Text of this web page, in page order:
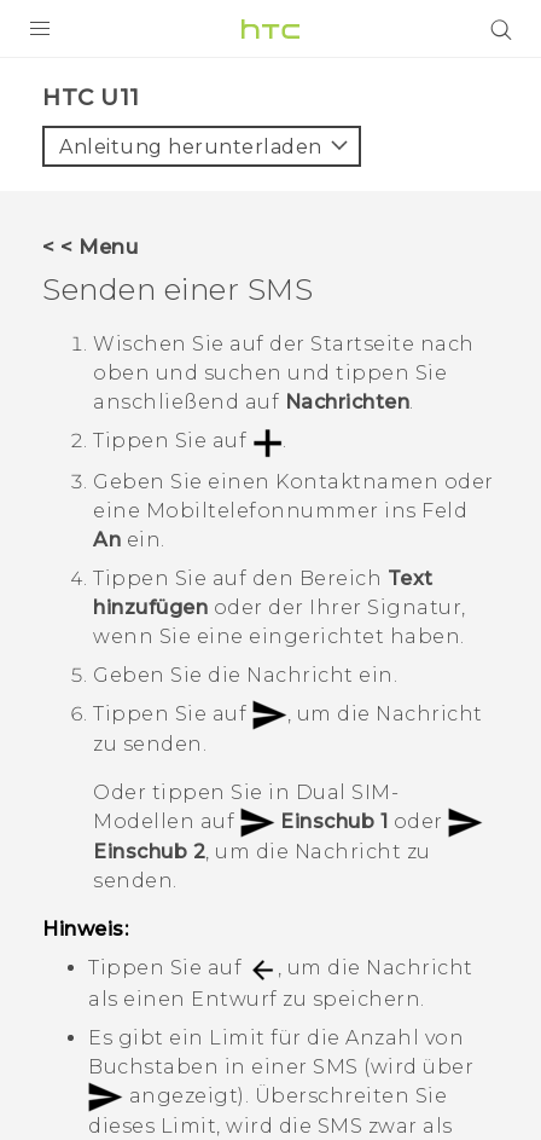
VIVE
UNTERSTÜTZUNG
HTC-Geräte und Zubehör
Anmelden
HTC U11‎
Anleitung herunterladen
< < Menu
Senden einer SMS
Wischen Sie auf der Startseite nach
oben und suchen und tippen Sie
anschließend auf Nachrichten.
Tippen Sie auf
.
Geben Sie einen Kontaktnamen oder
eine Mobiltelefonnummer ins Feld
An ein.
Tippen Sie auf den Bereich Text
hinzufügen oder der Ihrer Signatur,
wenn Sie eine eingerichtet haben.
Geben Sie die Nachricht ein.
Tippen Sie auf
, um die Nachricht
zu senden.
Oder tippen Sie in Dual SIM-
Modellen auf
Einschub 1 oder
Einschub 2, um die Nachricht zu
senden.
Hinweis:
Tippen Sie auf
, um die Nachricht
als einen Entwurf zu speichern.
Es gibt ein Limit für die Anzahl von
Buchstaben in einer SMS (wird über
angezeigt). Überschreiten Sie
dieses Limit, wird die SMS zwar als